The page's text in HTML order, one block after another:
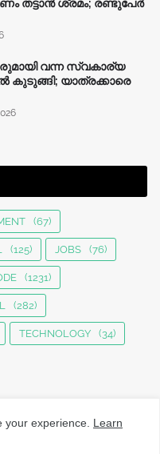
തട്ടാൻ ശ്രമം; രണ്ടുപേർ
വന്ന സ്വകാര്യ
കുടുങ്ങി; യാത്രക്കാരെ
(67)
(125) JOBS (76)
(1231)
(282)
TECHNOLOGY (34)
experience. Learn